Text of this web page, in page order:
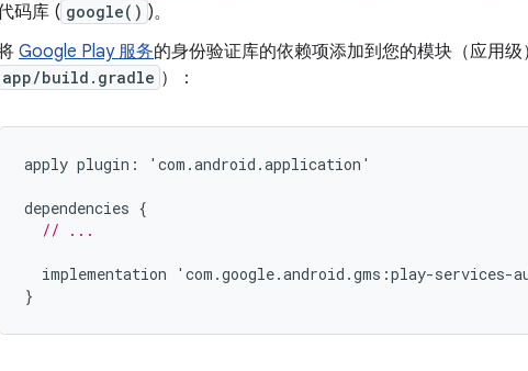
码库 ( google() )。
Google Play 服务的身份验证库的依赖项添加到您的模块（应用级
app/build.gradle ）：
apply plugin : ' com .android .application '
dependencies {
// ...
implementation ' com .google.android .gms :play-services-
}